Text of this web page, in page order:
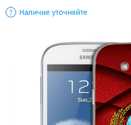
Наличие уточняйте